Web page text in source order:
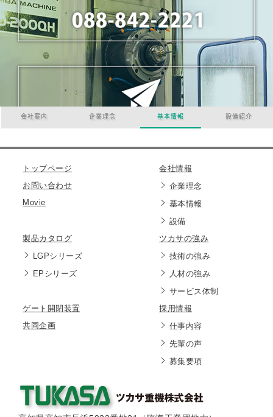
会社案内 企業理念 基本情報 設備紹介
トップページ
お問い合わせ
Movie
会社情報
企業理念
基本情報
設備
製品カタログ
LGPシリーズ
EPシリーズ
ツカサの強み
技術の強み
人材の強み
サービス体制
ゲート開閉装置
共同企画
採用情報
仕事内容
先輩の声
募集要項